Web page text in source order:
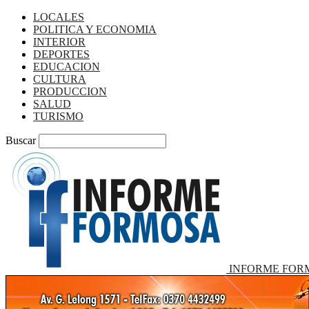
LOCALES
POLITICA Y ECONOMIA
INTERIOR
DEPORTES
EDUCACION
CULTURA
PRODUCCION
SALUD
TURISMO
Buscar
INFORME